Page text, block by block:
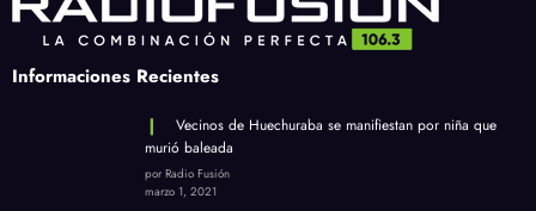
Informaciones Recientes
Vecinos de Huechuraba se manifiestan por niña que
murió baleada
por Radio Fusión
marzo 1, 2021